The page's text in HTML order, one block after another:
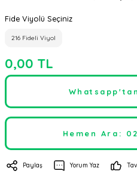
Fide Viyolü Seçiniz
216 Fideli Viyol
0,00 TL
Hemen Ara:
Paylaş Yorum Yaz